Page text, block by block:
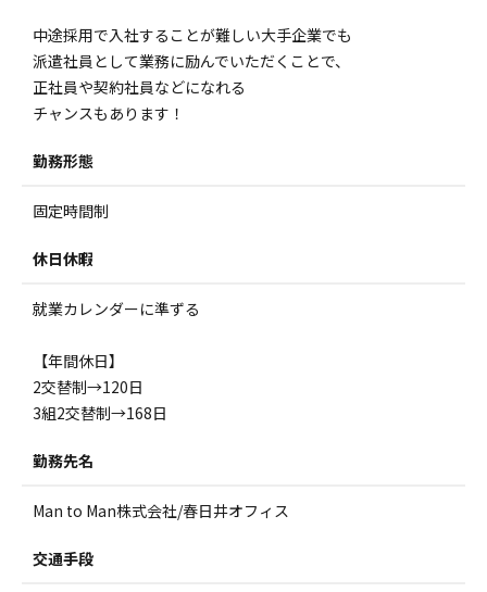
中途採用で入社することが難しい大手企業でも
派遣社員として業務に励んでいただくことで、
正社員や契約社員などになれる
チャンスもあります！
勤務形態
固定時間制
休日休暇
就業カレンダーに準ずる
【年間休日】
2交替制→120日
3組2交替制→168日
勤務先名
Man to Man株式会社/春日井オフィス
交通手段